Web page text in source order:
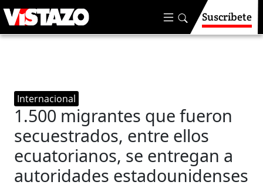
Suscríbete
Internacional
1.500 migrantes que fueron
secuestrados, entre ellos
ecuatorianos, se entregan a
autoridades estadounidenses